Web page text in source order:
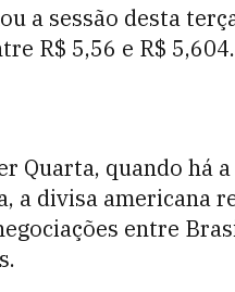
a sessão desta
R$ 5,56 e R$ 5,604.
Quarta, quando há
a divisa americana
entre